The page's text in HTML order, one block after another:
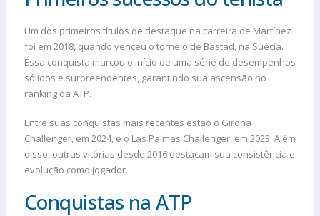
Um dos primeiros títulos de destaque na carreira de Martínez
foi em 2018, quando venceu o torneio de Bastad, na Suécia.
Essa conquista marcou o início de uma série de desempenhos
sólidos e surpreendentes, garantindo sua ascensão no
ranking da ATP.
Entre suas conquistas mais recentes estão o Girona
Challenger, em 2024, e o Las Palmas Challenger, em 2023. Além
disso, outras vitórias desde 2016 destacam sua consistência e
evolução como jogador.
Conquistas na ATP